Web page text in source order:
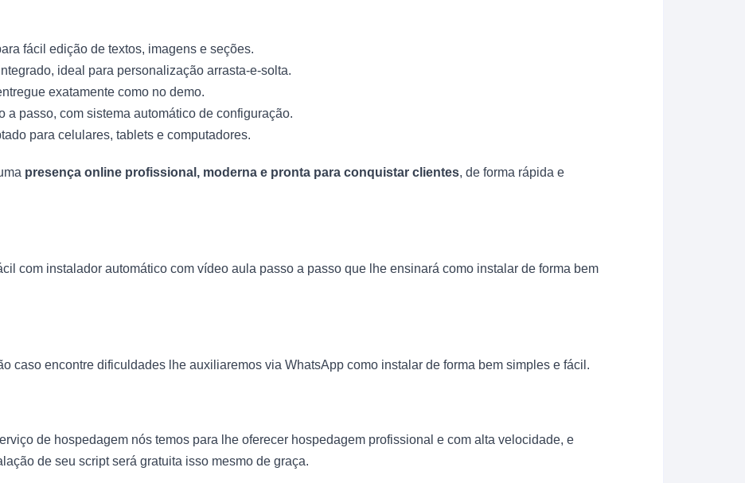
fácil edição de textos, imagens e seções.
ideal para personalização arrasta-e-solta.
exatamente como no demo.
a passo, com sistema automático de configuração.
para celulares, tablets e computadores.
presença online profissional, moderna e pronta para conquistar clientes, de forma rápida e
com instalador automático com vídeo aula passo a passo que lhe ensinará como instalar de forma bem
caso encontre dificuldades lhe auxiliaremos via WhatsApp como instalar de forma bem simples e fácil.
de hospedagem nós temos para lhe oferecer hospedagem profissional e com alta velocidade, e
de seu script será gratuita isso mesmo de graça.